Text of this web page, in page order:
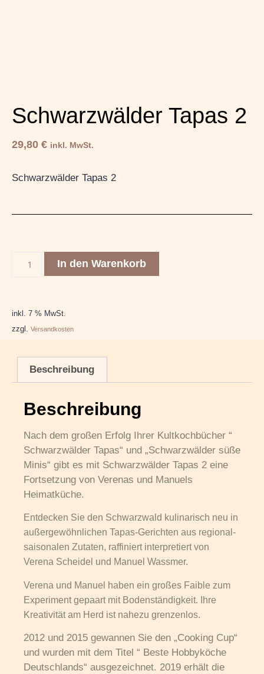
Schwarzwälder Tapas 2
29,80 € inkl. MwSt.
Schwarzwälder Tapas 2
In den Warenkorb
inkl. 7 % MwSt.
zzgl. Versandkosten
Beschreibung
Beschreibung
Nach dem großen Erfolg Ihrer Kultkochbücher “
Schwarzwälder Tapas“ und „Schwarzwälder süße
Minis“ gibt es mit Schwarzwälder Tapas 2 eine
Fortsetzung von Verenas und Manuels
Heimatküche.
Entdecken Sie den Schwarzwald kulinarisch neu in
außergewöhnlichen Tapas-Gerichten aus regional-
saisonalen Zutaten, raffiniert interpretiert von
Verena Scheidel und Manuel Wassmer.
Verena und Manuel haben ein großes Faible zum
Experiment gepaart mit Bodenständigkeit. Ihre
Kreativität am Herd ist nahezu grenzenlos.
2012 und 2015 gewannen Sie den „Cooking Cup“
und wurden mit dem Titel “ Beste Hobbyköche
Deutschlands“ ausgezeichnet. 2019 erhält die